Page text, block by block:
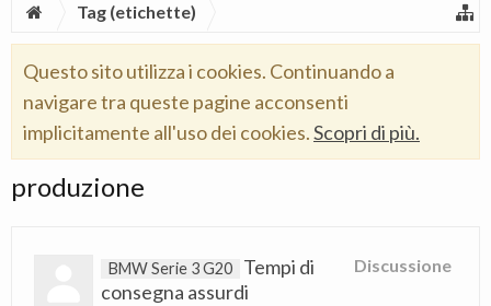
Tag (etichette)
Questo sito utilizza i cookies. Continuando a
navigare tra queste pagine acconsenti
implicitamente all'uso dei cookies.Scopri di più.
produzione
Discussione
BMW Serie 3 G20
Tempi di
consegna assurdi